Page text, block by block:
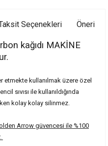
Seçenekleri
kağıdı MAKİNE
kullanılmak üzere özel
sıvısı ile kullanıldığında
kolay kolay silinmez.
Arrow güvencesi ile %100